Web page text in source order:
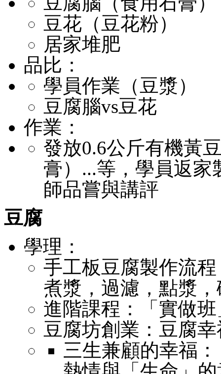
豆花（豆花粉）
居家堆肥
品比：
學員作業（豆漿）
豆腐腦vs豆花
作業：
發放0.6公斤有機黃
膏）...等，學員返
師品嘗與講評
豆腐
學理：
手工板豆腐製作流
煮漿，過濾，點漿
進階課程：「實做
豆腐坊創業：豆腐
三生兼顧的幸福